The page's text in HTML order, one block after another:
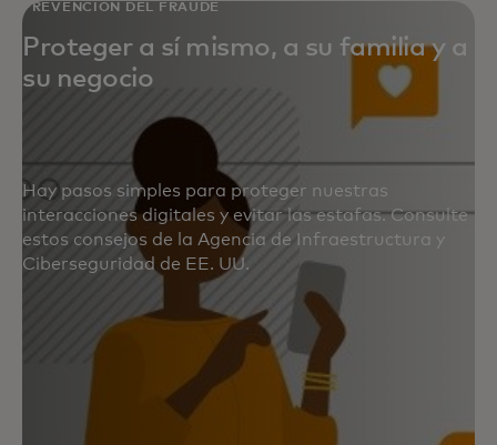
PREVENCIÓN DEL FRAUDE
Proteger a sí mismo, a su familia y a
su negocio
Hay pasos simples para proteger nuestras
interacciones digitales y evitar las estafas. Consulte
estos consejos de la Agencia de Infraestructura y
Ciberseguridad de EE. UU.